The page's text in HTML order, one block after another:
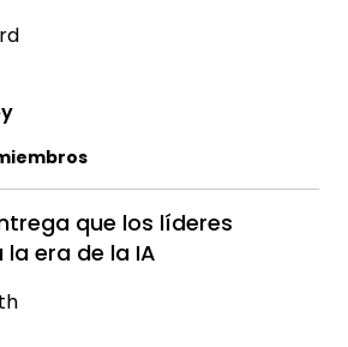
que los líderes
era de la IA